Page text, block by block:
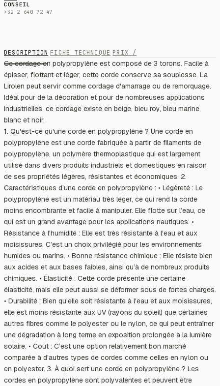
CONSEIL
+32 2 640 72 47
DESCRIPTION FICHE TECHNIQUE PRIX /
Ce cordage en polypropylène est composé de 3 torons. Facile à
épisser, flottant et léger, cette corde conserve sa souplesse. La
Lirolen peut servir comme cordage d'amarrage ou de remorquage.
Idéal pour de la décoration et pour de nombreuses applications
industrielles, ce cordage existe en beige, bleu roy, bleu marine,
blanc et noir.
1. Qu'est-ce qu'une corde en polypropylène ? Une corde en
polypropylène est une corde fabriquée à partir de filaments de
polypropylène, un polymère thermoplastique qui est largement
utilisé dans divers produits industriels et domestiques en raison
de ses propriétés légères, résistantes et économiques. 2.
Caractéristiques d’une corde en polypropylène : • Légèreté : Le
polypropylène est un matériau très léger, ce qui rend la corde
moins encombrante et facile à manipuler. Elle flotte sur l’eau, ce
qui est un grand avantage pour les applications nautiques. •
Résistance à l'humidité : Elle est très résistante à l'eau et aux
moisissures. C’est un choix privilégié pour les environnements
humides ou marins. • Bonne résistance chimique : Elle résiste bien
aux acides et aux bases faibles, ainsi qu’à de nombreux produits
chimiques. • Élasticité : Cette corde présente une certaine
élasticité, mais elle peut aussi se déformer sous de fortes charges.
• Durabilité : Bien qu'elle soit résistante à l'eau et aux moisissures,
elle est moins résistante aux UV (rayons du soleil) que certaines
autres fibres comme le polyester ou le nylon, ce qui peut entraîner
une dégradation à long terme en exposition prolongée à la lumière
solaire. • Coût : C’est une option relativement bon marché
comparée à d’autres types de cordes comme celles en nylon ou
en polyester. 3. À quoi sert une corde en polypropylène ? Les
cordes en polypropylène sont polyvalentes et peuvent être